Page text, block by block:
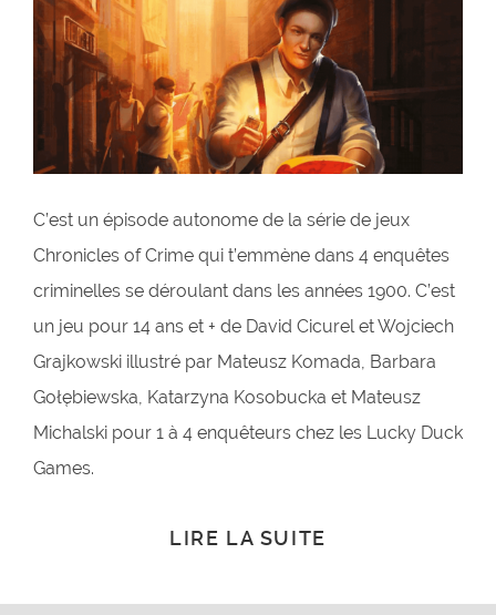
C’est un épisode autonome de la série de jeux
Chronicles of Crime qui t’emmène dans 4 enquêtes
criminelles se déroulant dans les années 1900. C’est
un jeu pour 14 ans et + de David Cicurel et Wojciech
Grajkowski illustré par Mateusz Komada, Barbara
Gołębiewska, Katarzyna Kosobucka et Mateusz
Michalski pour 1 à 4 enquêteurs chez les Lucky Duck
Games.
LIRE LA SUITE